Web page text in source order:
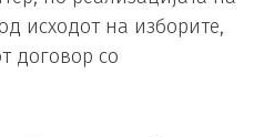
исходот на изборите,
договор со